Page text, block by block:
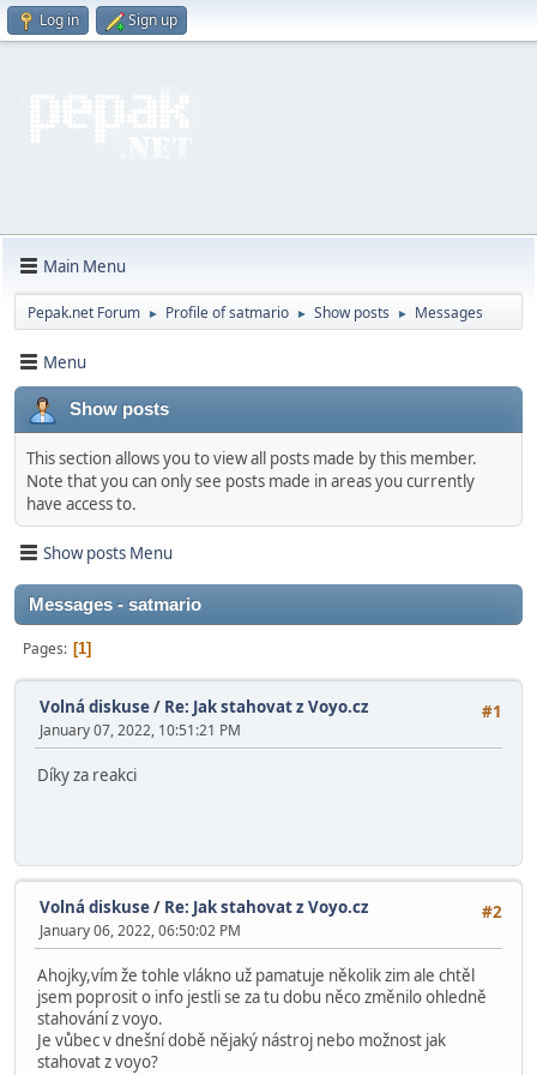
Log in Sign up
Main Menu
Pepak.net Forum ► Profile of satmario ► Show posts ► Messages
Menu
Show posts
This section allows you to view all posts made by this member.
Note that you can only see posts made in areas you currently
have access to.
Show posts Menu
Messages - satmario
Pages 1
#1
Volná diskuse/ Re: Jak stahovat z Voyo.cz
January 07, 2022, 10:51:21 PM
Díky za reakci
#2
Volná diskuse/ Re: Jak stahovat z Voyo.cz
January 06, 2022, 06:50:02 PM
Ahojky,vím že tohle vlákno už pamatuje několik zim ale chtěl
jsem poprosit o info jestli se za tu dobu něco změnilo ohledně
stahování z voyo.
Je vůbec v dnešní době nějaký nástroj nebo možnost jak
stahovat z voyo?